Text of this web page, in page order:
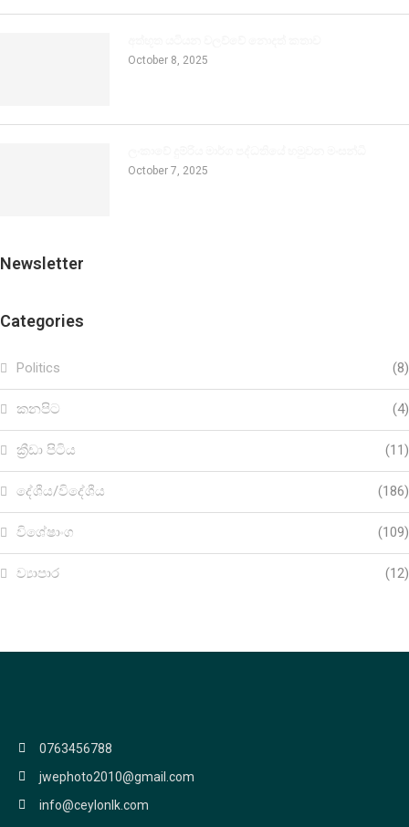
October 8, 2025
October 7, 2025
Newsletter
Categories
Politics (8)
කනපිට (4)
ක්‍රීඩා පිටිය (11)
දේශීය/විදේශීය (186)
විශේෂාංග (109)
ව්‍යාපාර (12)
0763456788
jwephoto2010@gmail.com
info@ceylonlk.com